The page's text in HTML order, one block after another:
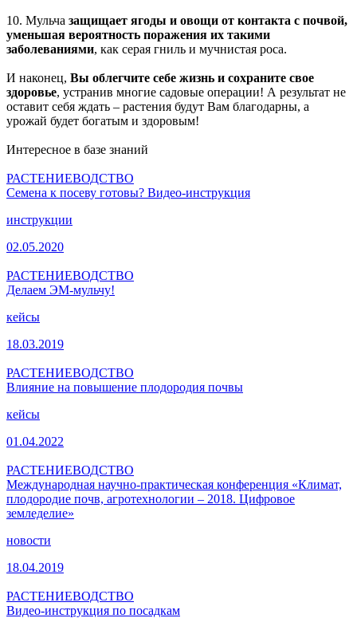
10. Мульча защищает ягоды и овощи от контакта с почвой,
уменьшая вероятность поражения их такими
заболеваниями, как серая гниль и мучнистая роса.
И наконец, Вы облегчите себе жизнь и сохраните свое
здоровье, устранив многие садовые операции! А результат не
оставит себя ждать – растения будут Вам благодарны, а
урожай будет богатым и здоровым!
Интересное в базе знаний
РАСТЕНИЕВОДСТВО
Семена к посеву готовы? Видео-инструкция
инструкции
02.05.2020
РАСТЕНИЕВОДСТВО
Делаем ЭМ-мульчу!
кейсы
18.03.2019
РАСТЕНИЕВОДСТВО
Влияние на повышение плодородия почвы
кейсы
01.04.2022
РАСТЕНИЕВОДСТВО
Международная научно-практическая конференция «Климат,
плодородие почв, агротехнологии – 2018. Цифровое
земледелие»
новости
18.04.2019
РАСТЕНИЕВОДСТВО
Видео-инструкция по посадкам